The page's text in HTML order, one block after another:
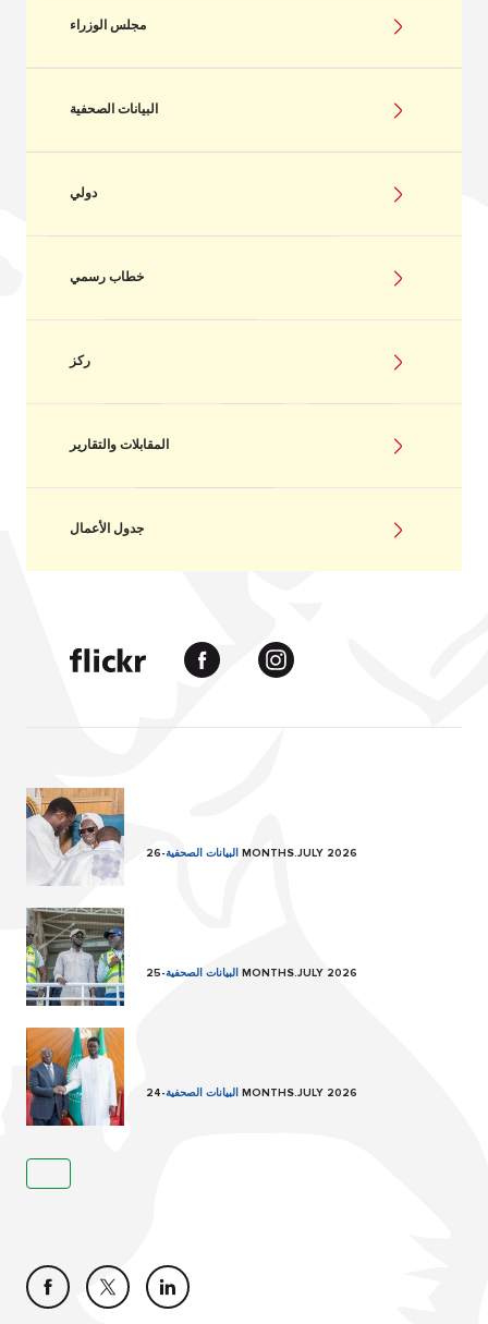
مجلس الوزراء
البيانات الصحفية
دولي
خطاب رسمي
ركز
المقابلات والتقارير
جدول الأعمال
البيانات الصحفية- 26 MONTHS.JULY 2026
البيانات الصحفية- 25 MONTHS.JULY 2026
البيانات الصحفية- 24 MONTHS.JULY 2026